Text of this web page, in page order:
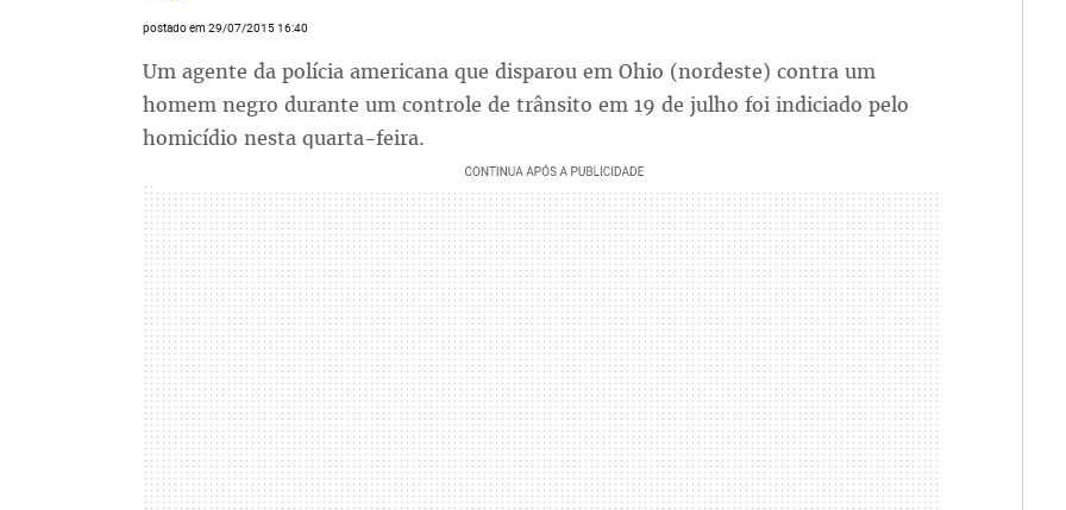
postado em 29/07/2015 16:40
Um agente da polícia americana que disparou em Ohio (nordeste) contra um
homem negro durante um controle de trânsito em 19 de julho foi indiciado pelo
homicídio nesta quarta-feira.